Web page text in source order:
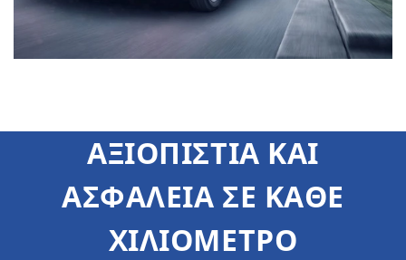
ΑΞΙΟΠΙΣΤΙΑ ΚΑΙ
ΑΣΦΑΛΕΙΑ ΣΕ ΚΑΘΕ
ΧΙΛΙΟΜΕΤΡΟ